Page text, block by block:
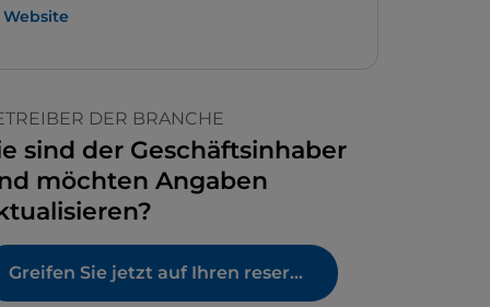
Website
DER BRANCHE
sind der Geschäftsinhaber
möchten Angaben
Greifen Sie jetzt auf Ihren reservierten Bereich zu